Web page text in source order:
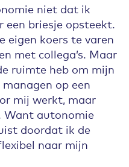
niet dat ik
een briesje opsteekt.
eigen koers te varen
met collega’s. Maar
ruimte heb om mijn
op een
mij werkt, maar
Want autonomie
doordat ik de
naar mijn